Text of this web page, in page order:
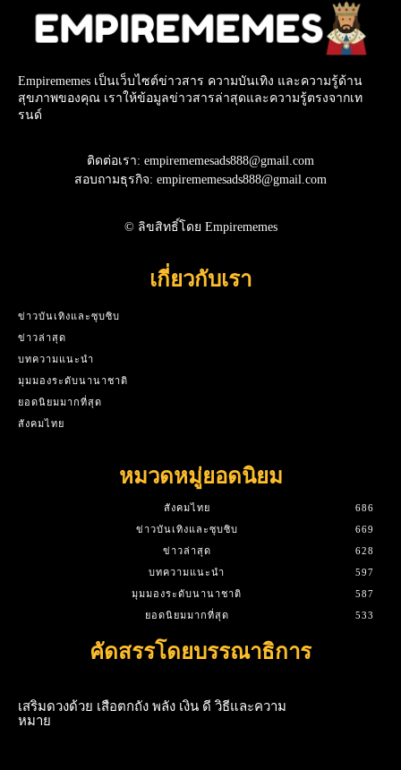
Empirememes เป็นเว็บไซต์ข่าวสาร ความบันเทิง และความรู้ด้าน
สุขภาพของคุณ เราให้ข้อมูลข่าวสารล่าสุดและความรู้ตรงจากเท
รนด์
ติดต่อเรา: empirememesads888@gmail.com
สอบถามธุรกิจ: empirememesads888@gmail.com
© ลิขสิทธิ์โดย Empirememes
เกี่ยวกับเรา
ข่าวบันเทิงและซุบซิบ
ข่าวล่าสุด
บทความแนะนำ
มุมมองระดับนานาชาติ
ยอดนิยมมากที่สุด
สังคมไทย
หมวดหมู่ยอดนิยม
สังคมไทย
686
ข่าวบันเทิงและซุบซิบ
669
ข่าวล่าสุด
628
บทความแนะนำ
597
มุมมองระดับนานาชาติ
587
ยอดนิยมมากที่สุด
533
คัดสรรโดยบรรณาธิการ
เสริมดวงด้วย เสือตกถัง พลัง เงิน ดี วิธีและความ
หมาย